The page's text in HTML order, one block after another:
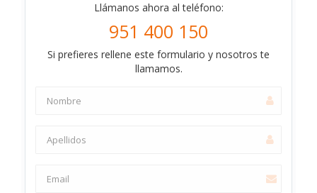
Llámanos ahora al teléfono:
951 400 150
Si prefieres rellene este formulario y nosotros te
llamamos.